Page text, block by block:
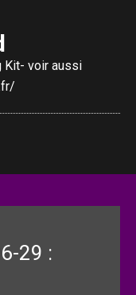
Kit- voir aussi
29 :